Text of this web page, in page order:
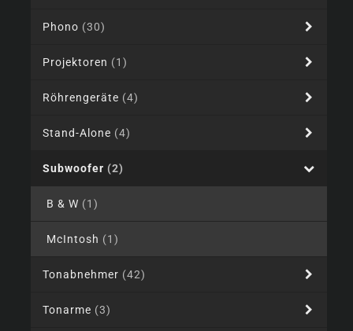
Phono (30)
Projektoren (1)
Röhrengeräte (4)
Stand-Alone (4)
Subwoofer (2)
B & W (1)
McIntosh (1)
Tonabnehmer (42)
Tonarme (3)